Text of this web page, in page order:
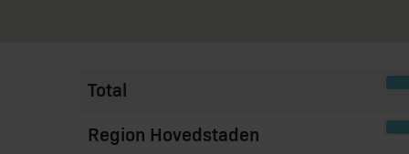
Total
Region Hovedstaden